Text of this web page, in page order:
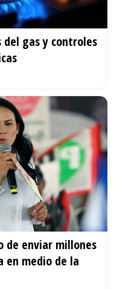
del gas y controles
de enviar millones
en medio de la